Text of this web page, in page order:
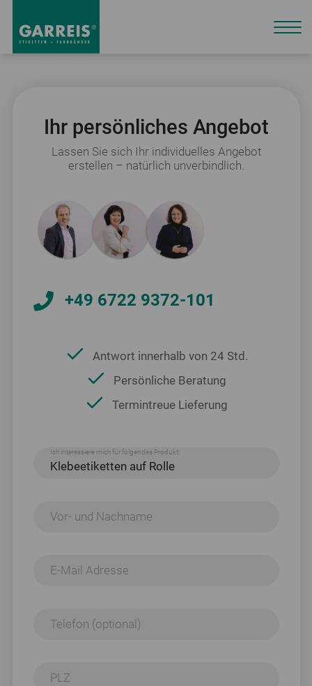
Ihr persönliches Angebot
Lassen Sie sich Ihr individuelles Angebot
erstellen – natürlich unverbindlich.
+49 6722 9372-101
Antwort innerhalb von 24 Std.
Persönliche Beratung
Termintreue Lieferung
Ich interessiere mich für folgendes Produkt:
Vor- und Nachname
E-Mail Adresse
Telefon (optional)
PLZ